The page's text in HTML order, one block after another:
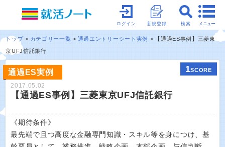
メニュー
検索
新規登録
ログイン
トップ カテゴリー一覧 通過エントリーシート実例
【通過ES事例】三菱東
京UFJ信託銀行
通過ES実例 1SCORE
2017.05.02
【通過ES事例】三菱東京UFJ信託銀行
《期待条件》
最先端で且つ高度な金融専門知識・スキル等を身につけ、基